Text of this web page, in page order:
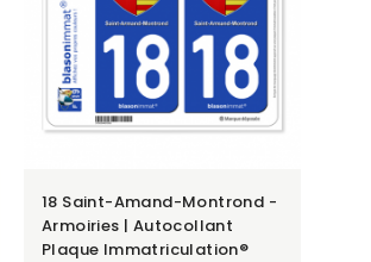
18 Saint-Amand-Montrond -
Armoiries | Autocollant
Plaque Immatriculation®